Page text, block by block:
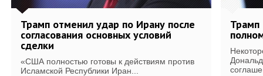
Трамп отменил удар по Ирану после
согласования основных условий
сделки
«США полностью готовы к действиям против
Исламской Республики Иран...
Трамп